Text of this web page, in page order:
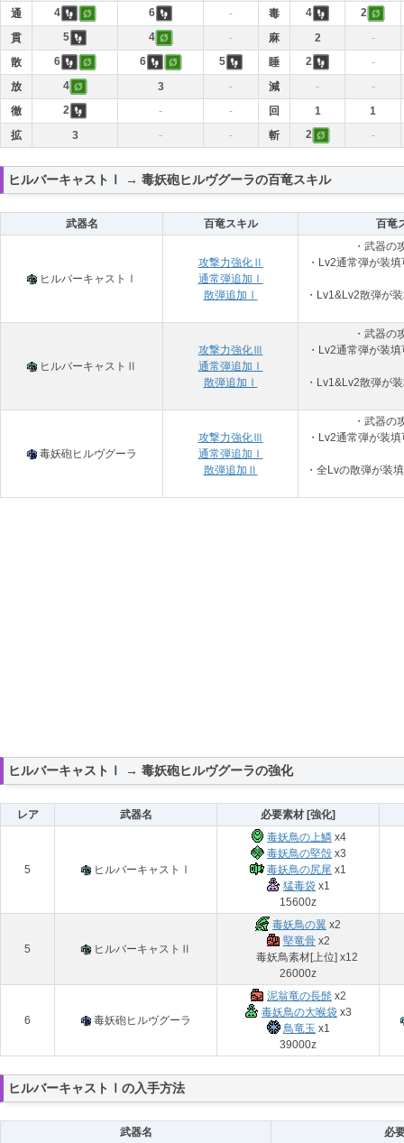
通
4 6 - 毒 4
2
貫
5 4 - 麻 2
-
散
6 6 5 睡 2
-
放
4 3 - 減 -
-
徹
2 - - 回 1
1
拡
3 - - 斬 2 -
ヒルバーキャストⅠ → 毒妖砲ヒルヴグーラの百竜スキル
武器名 百竜スキル 百竜
ヒルバーキャストⅠ
攻撃力強化Ⅱ
通常弾追加Ⅰ
散弾追加Ⅰ
・武器の
・Lv2通常弾が装
・Lv1&Lv2散弾が
ヒルバーキャストⅡ
攻撃力強化Ⅲ
通常弾追加Ⅰ
散弾追加Ⅰ
・武器の
・Lv2通常弾が装
・Lv1&Lv2散弾が
毒妖砲ヒルヴグーラ
攻撃力強化Ⅲ
通常弾追加Ⅰ
散弾追加Ⅱ
・武器の
・Lv2通常弾が装
・全Lvの散弾が装
ヒルバーキャストⅠ → 毒妖砲ヒルヴグーラの強化
レア 武器名 必要素材 [強化]
5 ヒルバーキャストⅠ
毒妖鳥の上鱗 x4
毒妖鳥の堅殻 x3
毒妖鳥の尻尾 x1
猛毒袋 x1
15600z
5 ヒルバーキャストⅡ
毒妖鳥の翼 x2
堅竜骨 x2
毒妖鳥素材[上位] x12
26000z
6 毒妖砲ヒルヴグーラ
泥翁竜の長髭 x2
毒妖鳥の大喉袋 x3
鳥竜玉 x1
39000z
ヒルバーキャストⅠの入手方法
武器名 必